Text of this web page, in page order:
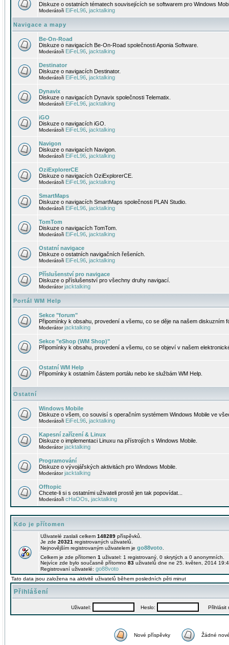
Diskuze o ostatních tématech souvisejících se softwarem pro Windows
Moderátoři EiFeL96 jacktalking
Navigace a mapy
Be-On-Road
Diskuze o navigacích Be-On-Road společnosti Aponia Software.
Moderátoři EiFeL96 jacktalking
Destinator
Diskuze o navigacích Destinator.
Moderátoři EiFeL96 jacktalking
Dynavix
Diskuze o navigacích Dynavix společnosti Telematix.
Moderátoři EiFeL96 jacktalking
iGO
Diskuze o navigacích iGO.
Moderátoři EiFeL96 jacktalking
Navigon
Diskuze o navigacích Navigon.
Moderátoři EiFeL96 jacktalking
OziExplorerCE
Diskuze o navigacích OziExplorerCE.
Moderátoři EiFeL96 jacktalking
SmartMaps
Diskuze o navigacích SmartMaps společnosti PLAN Studio.
Moderátoři EiFeL96 jacktalking
TomTom
Diskuze o navigacích TomTom.
Moderátoři EiFeL96 jacktalking
Ostatní navigace
Diskuze o ostatních navigačních řešeních.
Moderátoři EiFeL96 jacktalking
Příslušenství pro navigace
Diskuze o příslušenství pro všechny druhy navigací.
Moderátorjacktalking
Portál WM Help
Sekce "forum"
Připomínky k obsahu, provedení a všemu, co se děje na našem diskuzním
Moderátorjacktalking
Sekce "eShop (WM Shop)"
Připomínky k obsahu, provedení a všemu, co se objeví v našem
Ostatní WM Help
Připomínky k ostatním částem portálu nebo ke službám WM Help.
Ostatní
Windows Mobile
Diskuze o všem, co souvisí s operačním systémem Windows Mobile ve
Moderátoři EiFeL96 jacktalking
Kapesní zařízení & Linux
Diskuze o implementaci Linuxu na přístrojích s Windows Mobile.
Moderátorjacktalking
Programování
Diskuze o vývojářských aktivitách pro Windows Mobile.
Moderátorjacktalking
Offtopic
Chcete-li si s ostatními uživateli prostě jen tak popovídat...
Moderátoři cHaOOs jacktalking
Kdo je přítomen
Uživatelé zaslali celkem 148289 příspěvků.
Je zde 20321 registrovaných uživatelů.
Nejnovějším registrovaným uživatelem je go88voto
Celkem je zde přítomen 1 uživatel: 1 registrovaný, 0 skrytých a 0
Nejvíce zde bylo současně přítomno 83 uživatelů dne ne 25. květen, 2014
Registrovaní uživatelé: go88voto
Tato data jsou založena na aktivitě uživatelů během posledních pěti minut
Přihlášení
Uživatel: Heslo: Přihlásit
Nové příspěvky Žádné